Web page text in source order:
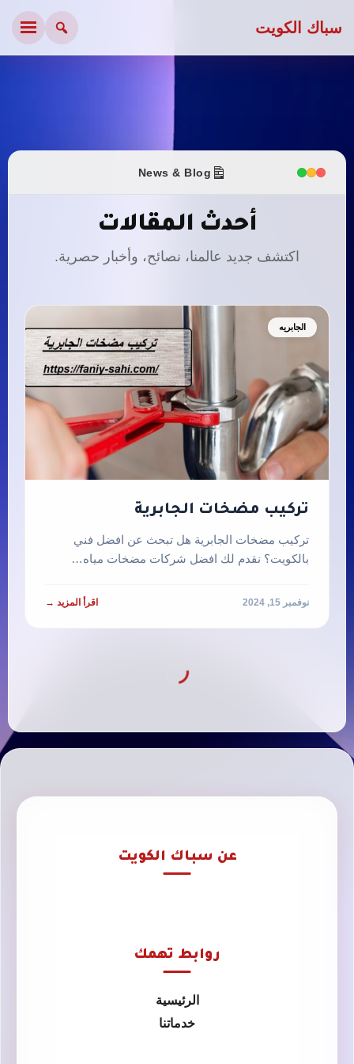
سباك الكويت
News & Blog
أحدث المقالات
اكتشف جديد عالمنا، نصائح، وأخبار حصرية.
الجابريه
تركيب مضخات الجابرية
تركيب مضخات الجابرية هل تبحث عن افضل فني
بالكويت؟ نقدم لك افضل شركات مضخات مياه…
نوفمبر 15, 2024 اقرأ المزيد →
عن سباك الكويت
روابط تهمك
الرئيسية
خدماتنا